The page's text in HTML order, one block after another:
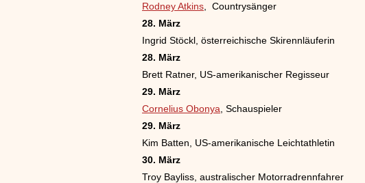
Rodney Atkins , Countrysänger
28. März
Ingrid Stöckl, österreichische Skirennläuferin
28. März
Brett Ratner, US-amerikanischer Regisseur
29. März
Cornelius Obonya , Schauspieler
29. März
Kim Batten, US-amerikanische Leichtathletin
30. März
Troy Bayliss, australischer Motorradrennfahrer